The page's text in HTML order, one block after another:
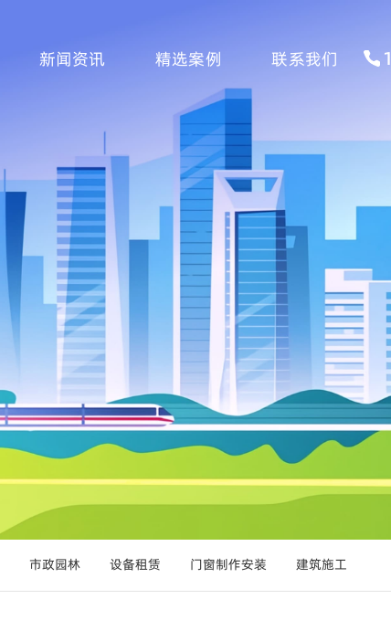
新闻资讯 精选案例 联系我们
市政园林 设备租赁 门窗制作安装 建筑施工